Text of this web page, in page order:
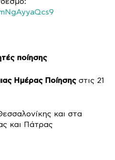
ποίησης
Ημέρας Ποίησης στις 21
και στα
και Πάτρας